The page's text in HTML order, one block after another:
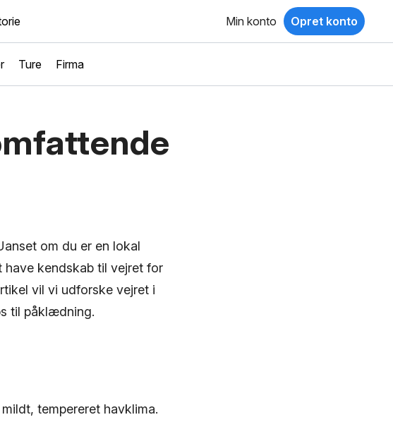
Min konto Opret konto
Ture Firma
om du er en lokal
have kendskab til vejret for
vil vi udforske vejret i
til påklædning.
tempereret havklima.